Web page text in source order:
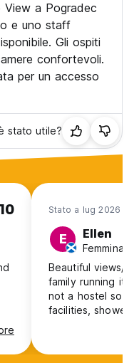
View a Pogradec
e uno staff
Gli ospiti
confortevoli.
per un accesso
stato utile?
10 Stato a lug 2026
E Ellen
Femmina,
Beautiful views/
family running it.
not a hostel so
facilities, shower
head that was